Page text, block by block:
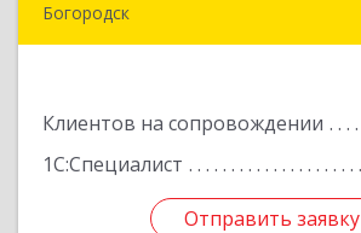
Богородск
Клиентов на сопровождении
1С:Специалист
Отправить заявку
Отправить заявку